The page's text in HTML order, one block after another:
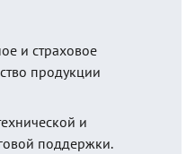
и страховое
продукции
и
поддержки.